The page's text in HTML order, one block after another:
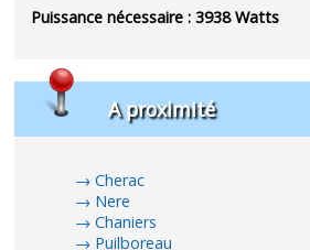
Puissance nécessaire :3938Watts
A proximité
Cherac
Nere
Chaniers
Puilboreau